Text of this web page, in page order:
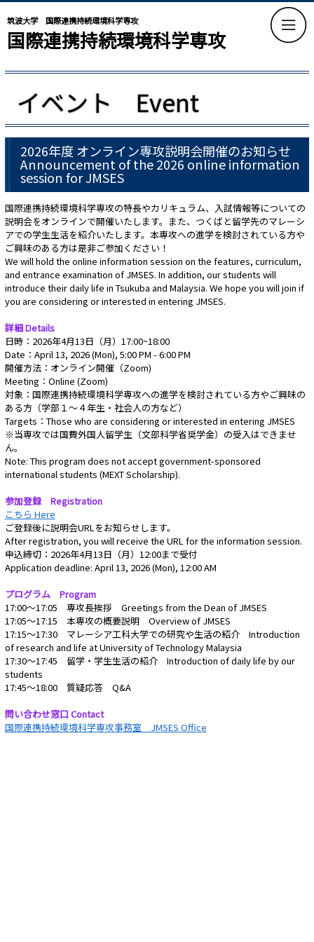
筑波大学 国際連携持続環境科学専攻
国際連携持続環境科学専攻
イベント Event
2026年度 オンライン専攻説明会開催のお知らせ
Announcement of the 2026 online information
session for JMSES
国際連携持続環境科学専攻の特長やカリキュラム、入試情報等についての
説明会をオンラインで開催いたします。また、つくばと留学先のマレーシ
アでの学生生活を紹介いたします。本専攻への進学を検討されている方や
ご興味のある方は是非ご参加ください！
We will hold the online information session on the features, curriculum,
and entrance examination of JMSES. In addition, our students will
introduce their daily life in Tsukuba and Malaysia. We hope you will join if
you are considering or interested in entering JMSES.
詳細 Details
日時：2026年4月13日（月）17:00~18:00
Date：April 13, 2026 (Mon), 5:00 PM - 6:00 PM
開催方法：オンライン開催（Zoom)
Meeting：Online (Zoom)
対象：国際連携持続環境科学専攻への進学を検討されている方やご興味の
ある方（学部１～４年生・社会人の方など）
Targets：Those who are considering or interested in entering JMSES
※当専攻では国費外国人留学生（文部科学省奨学金）の受入はできませ
ん。
Note: This program does not accept government-sponsored
international students (MEXT Scholarship).
参加登録 Registration
こちら Here
ご登録後に説明会URLをお知らせします。
After registration, you will receive the URL for the information session.
申込締切：2026年4月13日（月）12:00まで受付
Application deadline: April 13, 2026 (Mon), 12:00 AM
プログラム Program
17:00～17:05 専攻長挨拶 Greetings from the Dean of JMSES
17:05～17:15 本専攻の概要説明 Overview of JMSES
17:15～17:30 マレーシア工科大学での研究や生活の紹介 Introduction
of research and life at University of Technology Malaysia
17:30～17:45 留学・学生生活の紹介 Introduction of daily life by our
students
17:45～18:00 質疑応答 Q&A
問い合わせ窓口 Contact
国際連携持続環境科学専攻事務室 JMSES Office